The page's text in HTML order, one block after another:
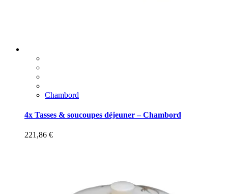
Chambord
4x Tasses & soucoupes déjeuner – Chambord
221,86 €